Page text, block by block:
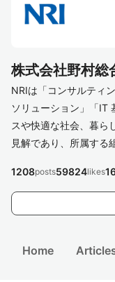
株式会社野村総
NRIは「コンサルティ
ソリューション」「IT
スや快適な社会、暮ら
見解であり、所属する
1208posts59824likes
Home